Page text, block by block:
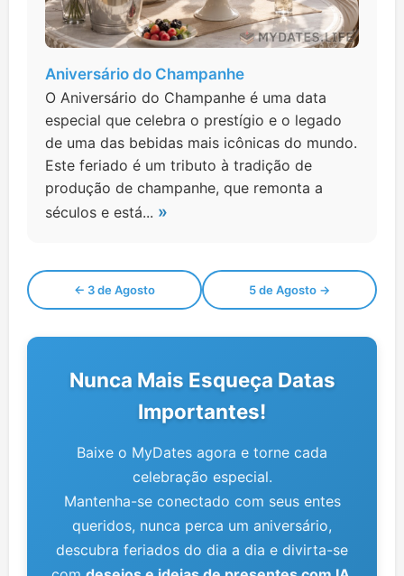
Aniversário do Champanhe
O Aniversário do Champanhe é uma data
especial que celebra o prestígio e o legado
de uma das bebidas mais icônicas do mundo.
Este feriado é um tributo à tradição de
produção de champanhe, que remonta a
séculos e está... »
← 3 de Agosto 5 de Agosto →
Nunca Mais Esqueça Datas
Importantes!
Baixe o MyDates agora e torne cada
celebração especial.
Mantenha-se conectado com seus entes
queridos, nunca perca um aniversário,
descubra feriados do dia a dia e divirta-se